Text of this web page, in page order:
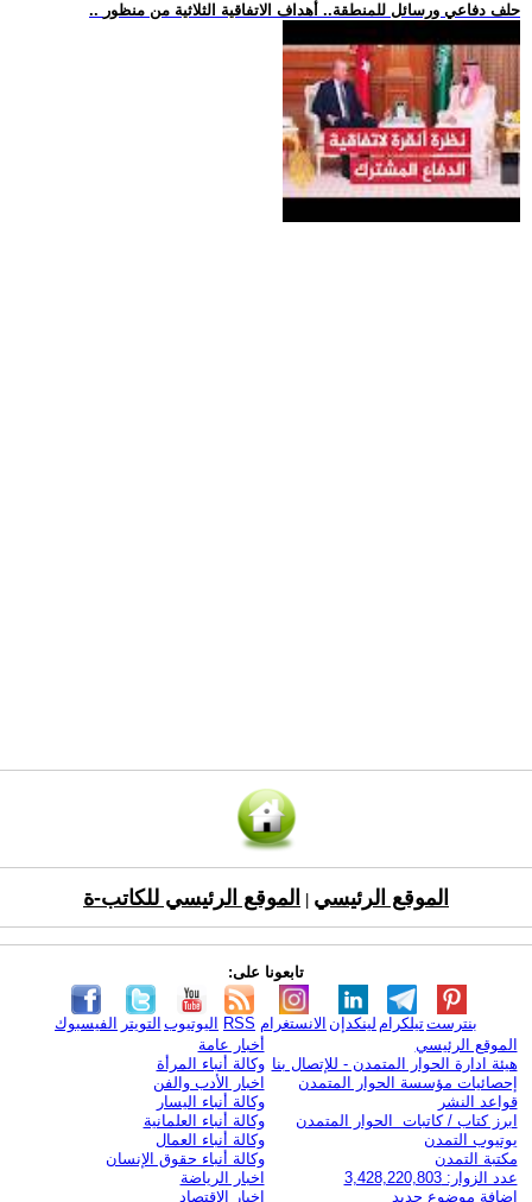
.. حلف دفاعي ورسائل للمنطقة.. أهداف الاتفاقية الثلاثية من منظور
الموقع الرئيسي الموقع الرئيسي للكاتب-ة
تابعونا على:
الفيسبوك التويتر اليوتيوب RSS الانستغرام لينكدإن تيلكرامبنترست
الموقع الرئيسي
هيئة ادارة الحوار المتمدن - للإتصال بنا
إحصائيات مؤسسة الحوار المتمدن
قواعد النشر
ابرز كتاب / كاتبات الحوار المتمدن
يوتيوب التمدن
مكتبة التمدن
عدد الزوار: 3,428,220,803
اضافة موضوع جديد
أخبار عامة
وكالة أنباء المرأة
اخبار الأدب والفن
وكالة أنباء اليسار
وكالة أنباء العلمانية
وكالة أنباء العمال
وكالة أنباء حقوق الإنسان
اخبار الرياضة
اخبار الاقتصاد